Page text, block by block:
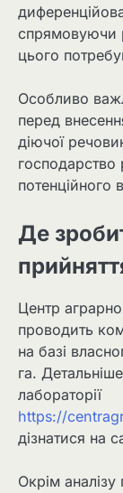
спрямовуючи
цього
Особливо
перед
діючої
господарство
Де
Центр
проводить
на базі
га.
лабораторії
https://
дізнатися на
Окрім